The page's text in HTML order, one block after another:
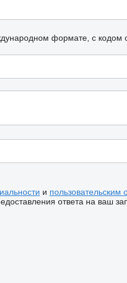
формате, с кодом
и пользовательским
ответа на ваш